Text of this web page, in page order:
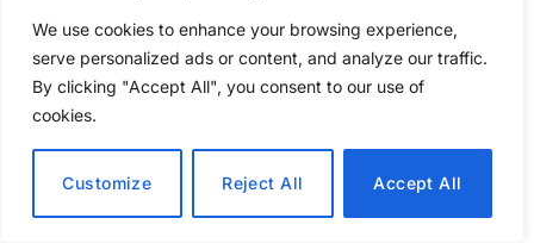
We use cookies to enhance your browsing experience,
serve personalized ads or content, and analyze our traffic.
By clicking "Accept All", you consent to our use of
cookies.
Customize Reject All Accept All